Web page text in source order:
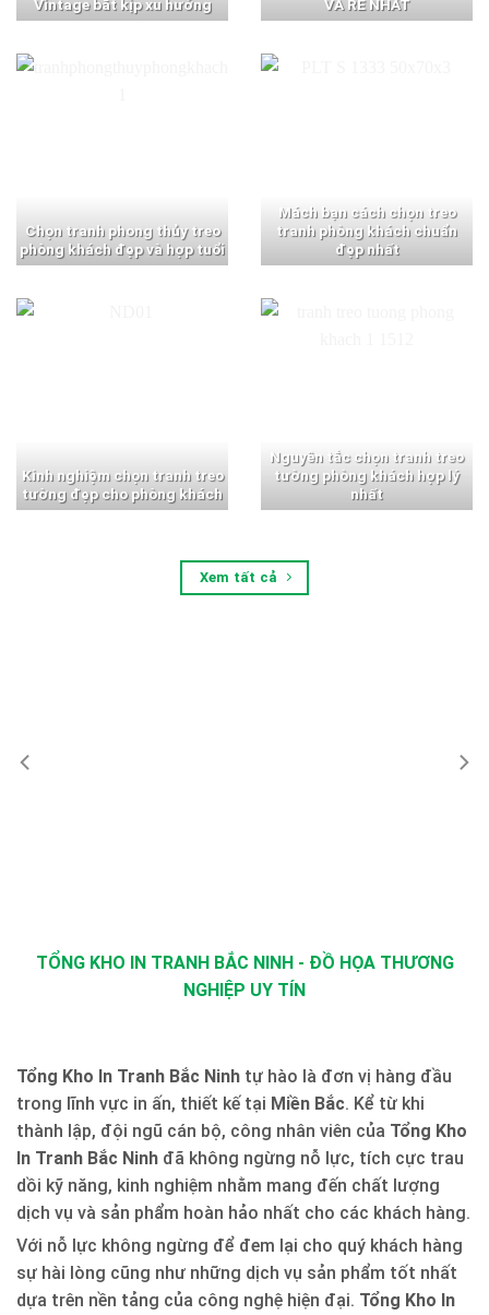
Vintage bắt kịp xu hướng VÀ RẺ NHẤT
Chọn tranh phong thủy treo
phòng khách đẹp và hợp tuổi
Mách bạn cách chọn treo
tranh phòng khách chuẩn
đẹp nhất
Kinh nghiệm chọn tranh treo
tường đẹp cho phòng khách
Nguyên tắc chọn tranh treo
tường phòng khách hợp lý
nhất
Xem tất cả
TỔNG KHO IN TRANH BẮC NINH - ĐỒ HỌA THƯƠNG
NGHIỆP UY TÍN
Tổng Kho In Tranh Bắc Ninh tự hào là đơn vị hàng đầu
trong lĩnh vực in ấn, thiết kế tại Miền Bắc. Kể từ khi
thành lập, đội ngũ cán bộ, công nhân viên của Tổng Kho
In Tranh Bắc Ninh đã không ngừng nỗ lực, tích cực trau
dồi kỹ năng, kinh nghiệm nhằm mang đến chất lượng
dịch vụ và sản phẩm hoàn hảo nhất cho các khách hàng.
Với nỗ lực không ngừng để đem lại cho quý khách hàng
sự hài lòng cũng như những dịch vụ sản phẩm tốt nhất
dựa trên nền tảng của công nghệ hiện đại. Tổng Kho In